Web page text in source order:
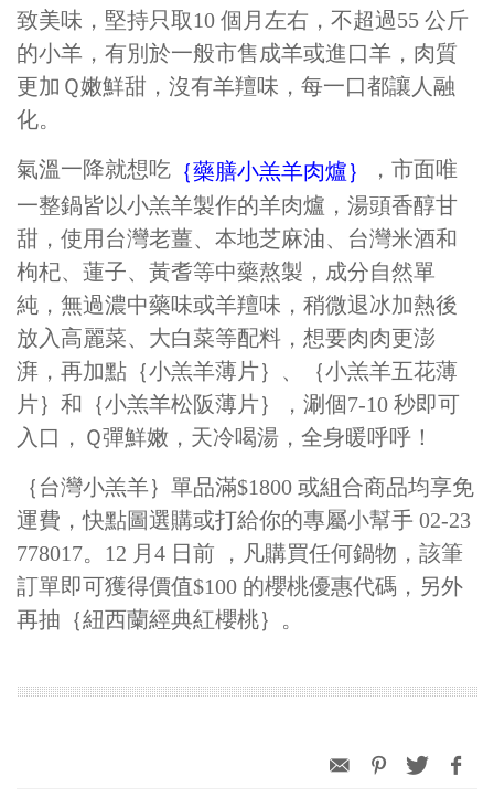
致美味，堅持只取10 個月左右，不超過55 公斤
的小羊，有別於一般市售成羊或進口羊，肉質
更加Ｑ嫩鮮甜，沒有羊羶味，每一口都讓人融
化。
氣溫一降就想吃 ｛藥膳小羔羊肉爐｝
，市面唯
一整鍋皆以小羔羊製作的羊肉爐，湯頭香醇甘
甜，使用台灣老薑、本地芝麻油、台灣米酒和
枸杞、蓮子、黃耆等中藥熬製，成分自然單
純，無過濃中藥味或羊羶味，稍微退冰加熱後
放入高麗菜、大白菜等配料，想要肉肉更澎
湃，再加點｛小羔羊薄片｝、｛小羔羊五花薄
片｝和｛小羔羊松阪薄片｝，涮個7-10 秒即可
入口，Ｑ彈鮮嫩，天冷喝湯，全身暖呼呼！
｛台灣小羔羊｝單品滿$1800 或組合商品均享免
運費，快點圖選購或打給你的專屬小幫手 02-23
778017。12 月4 日前 ，凡購買任何鍋物，該筆
訂單即可獲得價值$100 的櫻桃優惠代碼，另外
再抽｛紐西蘭經典紅櫻桃｝。